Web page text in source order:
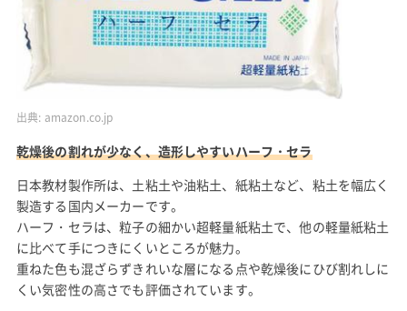
出典: amazon.co.jp
乾燥後の割れが少なく、造形しやすいハーフ・セラ
日本教材製作所は、土粘土や油粘土、紙粘土など、粘土を幅広く
製造する国内メーカーです。
ハーフ・セラは、粒子の細かい超軽量紙粘土で、他の軽量紙粘土
に比べて手につきにくいところが魅力。
重ねた色も混ざらずきれいな層になる点や乾燥後にひび割れしに
くい気密性の高さでも評価されています。